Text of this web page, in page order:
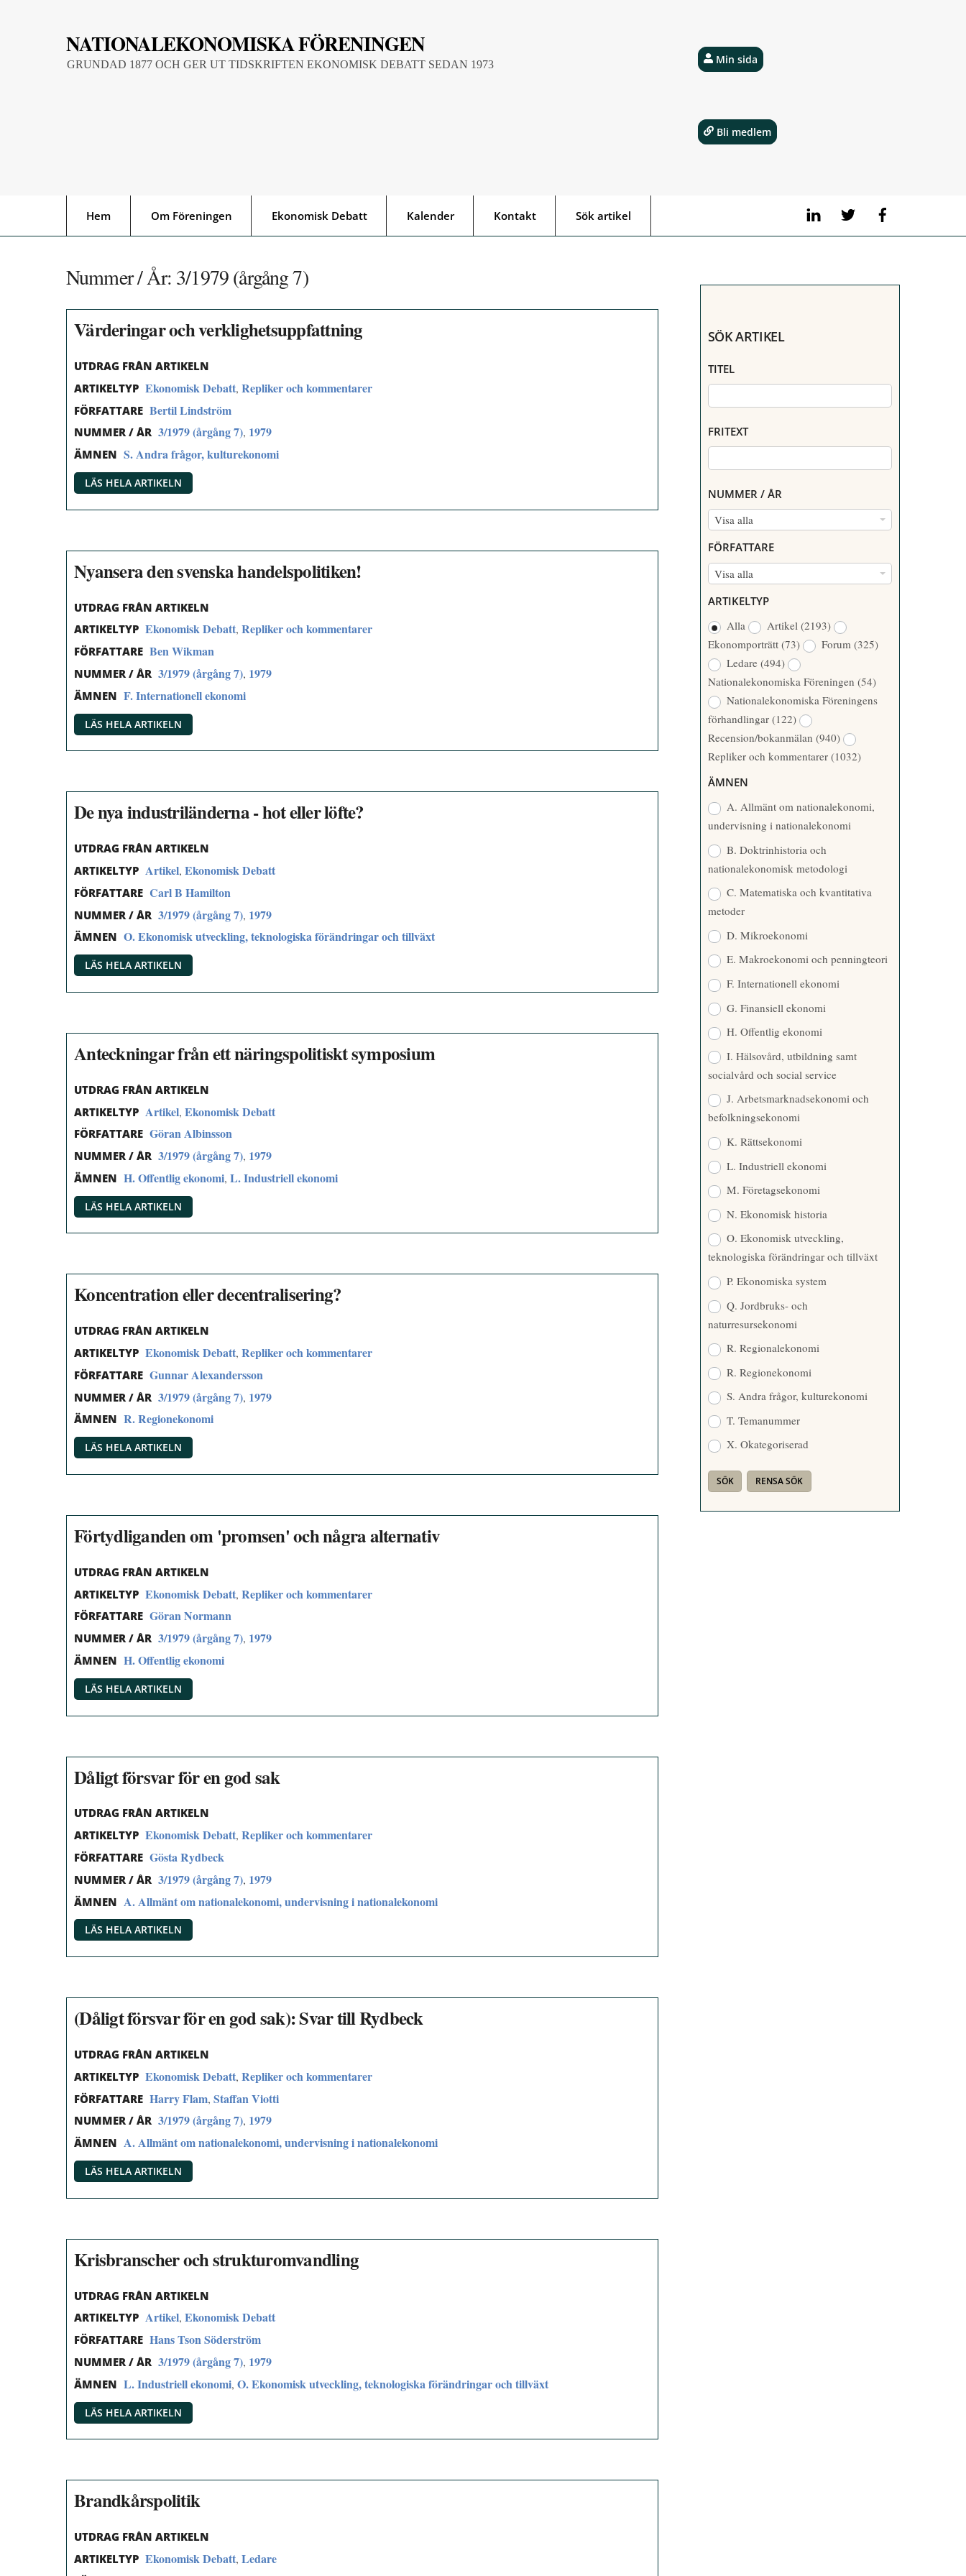
NATIONALEKONOMISKA FÖRENINGEN
GRUNDAD 1877 OCH GER UT TIDSKRIFTEN EKONOMISK DEBATT SEDAN 1973
LinkedIn Twitter
Hem Om Föreningen Ekonomisk Debatt Kalender Kontakt Sök artikel
Min sida
Bli medlem
Nummer / År: 3/1979 (årgång 7)
Värderingar och verklighetsuppfattning
UTDRAG FRÅN ARTIKELN
ARTIKELTYP Ekonomisk Debatt, Repliker och kommentarer
FÖRFATTARE Bertil Lindström
NUMMER / ÅR 3/1979 (årgång 7), 1979
ÄMNEN S. Andra frågor, kulturekonomi
LÄS HELA ARTIKELN
Nyansera den svenska handelspolitiken!
UTDRAG FRÅN ARTIKELN
ARTIKELTYP Ekonomisk Debatt, Repliker och kommentarer
FÖRFATTARE Ben Wikman
NUMMER / ÅR 3/1979 (årgång 7), 1979
ÄMNEN F. Internationell ekonomi
LÄS HELA ARTIKELN
De nya industriländerna - hot eller löfte?
UTDRAG FRÅN ARTIKELN
ARTIKELTYP Artikel, Ekonomisk Debatt
FÖRFATTARE Carl B Hamilton
NUMMER / ÅR 3/1979 (årgång 7), 1979
ÄMNEN O. Ekonomisk utveckling, teknologiska förändringar och tillväxt
LÄS HELA ARTIKELN
Anteckningar från ett näringspolitiskt symposium
UTDRAG FRÅN ARTIKELN
ARTIKELTYP Artikel, Ekonomisk Debatt
FÖRFATTARE Göran Albinsson
NUMMER / ÅR 3/1979 (årgång 7), 1979
ÄMNEN H. Offentlig ekonomi, L. Industriell ekonomi
LÄS HELA ARTIKELN
Koncentration eller decentralisering?
UTDRAG FRÅN ARTIKELN
ARTIKELTYP Ekonomisk Debatt, Repliker och kommentarer
FÖRFATTARE Gunnar Alexandersson
NUMMER / ÅR 3/1979 (årgång 7), 1979
ÄMNEN R. Regionekonomi
LÄS HELA ARTIKELN
Förtydliganden om 'promsen' och några alternativ
UTDRAG FRÅN ARTIKELN
ARTIKELTYP Ekonomisk Debatt, Repliker och kommentarer
FÖRFATTARE Göran Normann
NUMMER / ÅR 3/1979 (årgång 7), 1979
ÄMNEN H. Offentlig ekonomi
LÄS HELA ARTIKELN
Dåligt försvar för en god sak
UTDRAG FRÅN ARTIKELN
ARTIKELTYP Ekonomisk Debatt, Repliker och kommentarer
FÖRFATTARE Gösta Rydbeck
NUMMER / ÅR 3/1979 (årgång 7), 1979
ÄMNEN A. Allmänt om nationalekonomi, undervisning i nationalekonomi
LÄS HELA ARTIKELN
(Dåligt försvar för en god sak): Svar till Rydbeck
UTDRAG FRÅN ARTIKELN
ARTIKELTYP Ekonomisk Debatt, Repliker och kommentarer
FÖRFATTARE Harry Flam, Staffan Viotti
NUMMER / ÅR 3/1979 (årgång 7), 1979
ÄMNEN A. Allmänt om nationalekonomi, undervisning i nationalekonomi
LÄS HELA ARTIKELN
Krisbranscher och strukturomvandling
UTDRAG FRÅN ARTIKELN
ARTIKELTYP Artikel, Ekonomisk Debatt
FÖRFATTARE Hans Tson Söderström
NUMMER / ÅR 3/1979 (årgång 7), 1979
ÄMNEN L. Industriell ekonomi, O. Ekonomisk utveckling, teknologiska förändringar och tillväxt
LÄS HELA ARTIKELN
Brandkårspolitik
UTDRAG FRÅN ARTIKELN
ARTIKELTYP Ekonomisk Debatt, Ledare
SÖK ARTIKEL
TITEL
FRITEXT
NUMMER / ÅR
Visa alla
N
M
M
/
Å
R
FÖRFATTARE
Visa alla
R
F
A
T
T
A
R
E
ARTIKELTYP
Alla
Artikel (2193)
Ekonomporträtt (73) Forum (325)
Ledare (494)
Nationalekonomiska Föreningen (54)
Nationalekonomiska Föreningens
förhandlingar (122)
Recension/bokanmälan (940)
Repliker och kommentarer (1032)
ÄMNEN
A. Allmänt om nationalekonomi,
undervisning i nationalekonomi
B. Doktrinhistoria och
nationalekonomisk metodologi
C. Matematiska och kvantitativa
metoder
D. Mikroekonomi
E. Makroekonomi och penningteori
F. Internationell ekonomi
G. Finansiell ekonomi
H. Offentlig ekonomi
I. Hälsovård, utbildning samt
socialvård och social service
J. Arbetsmarknadsekonomi och
befolkningsekonomi
K. Rättsekonomi
L. Industriell ekonomi
M. Företagsekonomi
N. Ekonomisk historia
O. Ekonomisk utveckling,
teknologiska förändringar och tillväxt
P. Ekonomiska system
Q. Jordbruks- och
naturresursekonomi
R. Regionalekonomi
R. Regionekonomi
S. Andra frågor, kulturekonomi
T. Temanummer
X. Okategoriserad